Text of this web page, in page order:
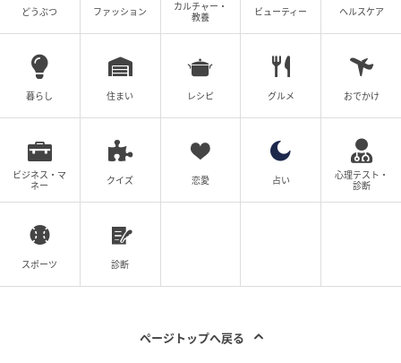
どうぶつ ファッション
カルチャー・
教養
ビューティー ヘルスケア
暮らし 住まい レシピ グルメ おでかけ
ビジネス・マ
ネー
クイズ 恋愛 占い
心理テスト・
診断
スポーツ 診断
ページトップへ戻る